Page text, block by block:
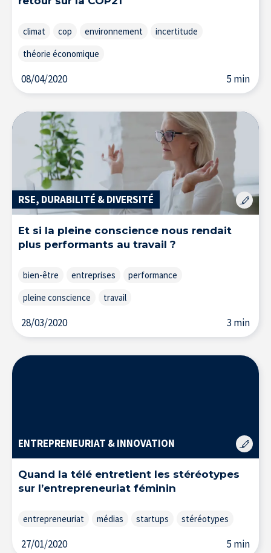
La Recherche à l’IÉSEG
climat cop environnement
incertitude
théorie économique
08/04/2020 5 min
RSE, DURABILITÉ & DIVERSITÉ
Et si la pleine conscience nous rendait
plus performants au travail ?
bien-être entreprises
performance
pleine conscience
travail
28/03/2020 3 min
ENTREPRENEURIAT & INNOVATION
Quand la télé entretient les stéréotypes
sur l’entrepreneuriat féminin
entrepreneuriat médias startups stéréotypes
27/01/2020 5 min